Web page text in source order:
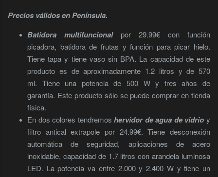
Precios válidos en Península.
Batidora multifuncionalpor 29.99€ con función
picadora, batidora de frutas y función para picar hielo.
Tiene tapa y tiene vaso sin BPA. La capacidad de este
producto es de aproximadamente 1.2 litros y de 570
ml. Tiene una potencia de 500 W y tres años de
garantía. Este producto sólo se puede comprar en tienda
física.
En dos colores tendremoshervidor de agua de vidrio y
filtro antical extrapole por 24.99€. Tiene desconexión
automática de seguridad, aplicaciones de acero
inoxidable, capacidad de 1.7 litros con arandela luminosa
LED. La potencia va entre 2.000 y 2.400 W y tiene un